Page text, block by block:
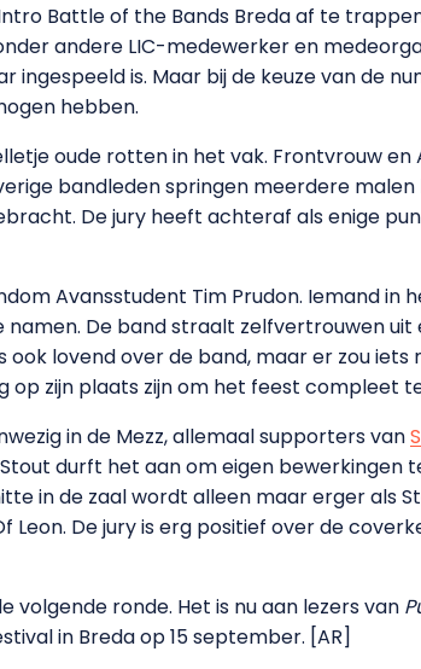
Battle of the Bands Breda af te
andere LIC-medewerker en
is. Maar bij de keuze van de
hebben.
oude rotten in het vak. Frontvrouw
bandleden springen meerdere
De jury heeft achteraf als enige
Avansstudent Tim Prudon. Iemand in
namen. De band straalt zelfvertrouwen
lovend over de band, maar er zou
op zijn plaats zijn om het feest compleet
in de Mezz, allemaal supporters van
durft het aan om eigen bewerkingen
in de zaal wordt alleen maar erger als
Leon. De jury is erg positief over de
volgende ronde. Het is nu aan lezers van
in Breda op 15 september. [AR]